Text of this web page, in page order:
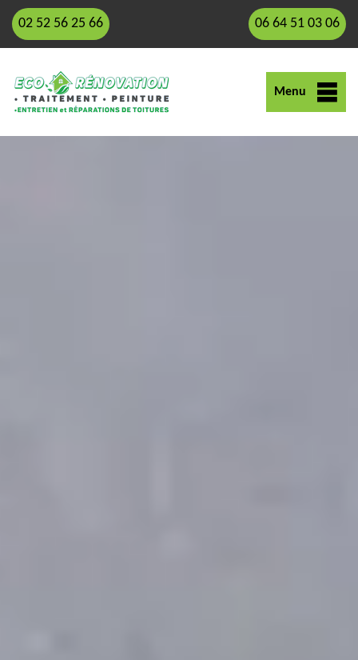
02 52 56 25 66 06 64 51 03 06
Menu